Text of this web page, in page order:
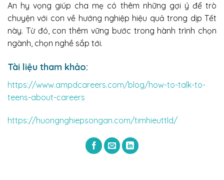
An hy vọng giúp cha mẹ có thêm những gợi ý để trò
chuyện với con về hướng nghiệp hiệu quả trong dịp Tết
này. Từ đó, con thêm vững bước trong hành trình chọn
ngành, chọn nghề sắp tới.
Tài liệu tham khảo:
https://www.ampdcareers.com/blog/how-to-talk-to-
teens-about-careers
https://huongnghiepsongan.com/timhieuttld/